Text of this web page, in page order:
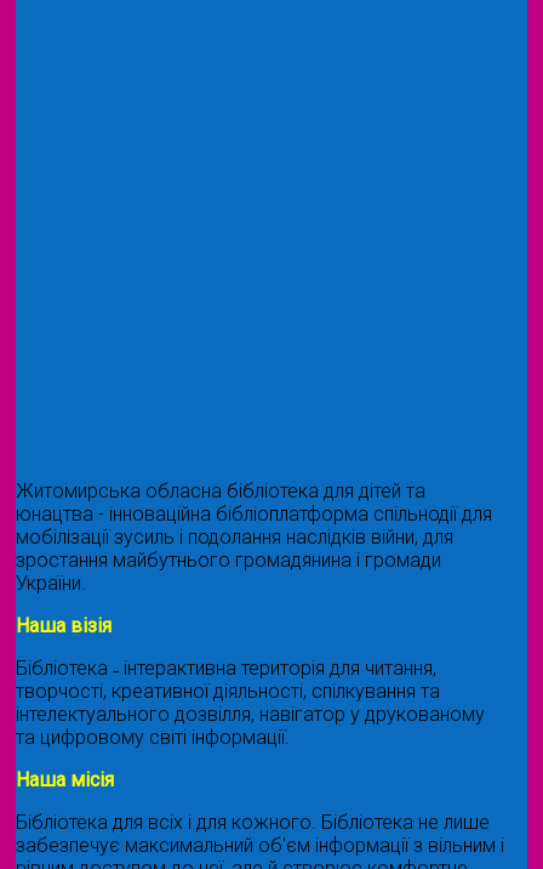
Житомирська обласна бібліотека для дітей та
юнацтва - інноваційна бібліоплатформа спільнодії для
мобілізації зусиль і подолання наслідків війни, для
зростання майбутнього громадянина і громади
України.
Наша візія
Бібліотека ˗ інтерактивна територія для читання,
творчості, креативної діяльності, спілкування та
інтелектуального дозвілля, навігатор у друкованому
та цифровому світі інформації.
Наша місія
Бібліотека для всіх і для кожного. Бібліотека не лише
забезпечує максимальний об'єм інформації з вільним і